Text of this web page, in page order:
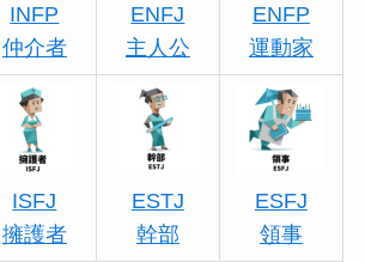
INFP
仲介者
ENFJ
主人公
ENFP
運動家
ISFJ
擁護者
ESTJ
幹部
ESFJ
領事